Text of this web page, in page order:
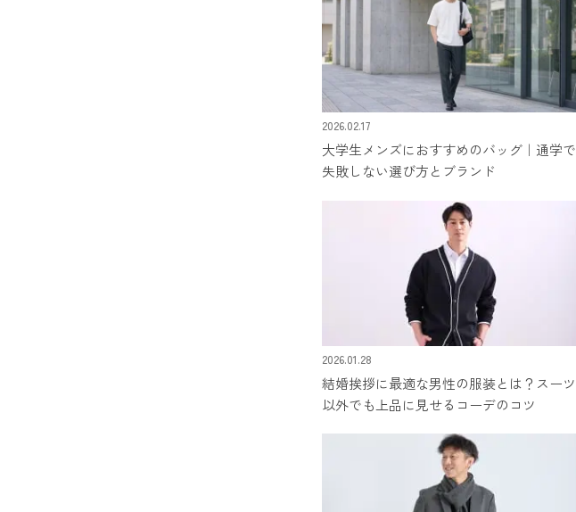
2026.02.17
大学生メンズにおすすめのバッグ｜通学で
失敗しない選び方とブランド
2026.01.28
結婚挨拶に最適な男性の服装とは？スーツ
以外でも上品に見せるコーデのコツ